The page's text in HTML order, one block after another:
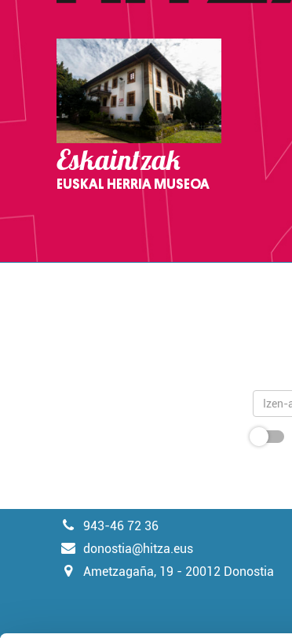
Eskaintzak
EUSKAL HERRIA MUSEOA
943-46 72 36
donostia@hitza.eus
Ametzagaña, 19 - 20012 Donostia